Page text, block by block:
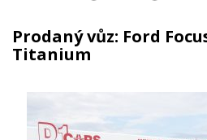
Prodaný vůz: Ford
Titanium